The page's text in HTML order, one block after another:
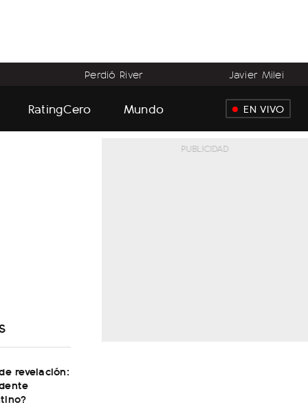
Perdió River Javier Milei
RatingCero Mundo EN VIVO
revelación: